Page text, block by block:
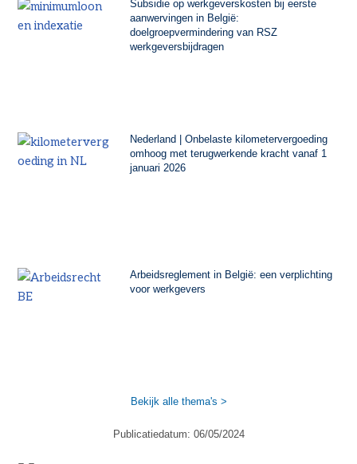
Subsidie op werkgeverskosten bij eerste
aanwervingen in België:
doelgroepvermindering van RSZ
werkgeversbijdragen
Nederland | Onbelaste kilometervergoeding
omhoog met terugwerkende kracht vanaf 1
januari 2026
Arbeidsreglement in België: een verplichting
voor werkgevers
Bekijk alle thema's >
Publicatiedatum: 06/05/2024